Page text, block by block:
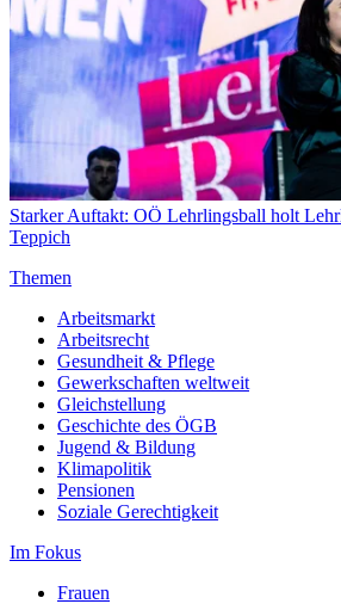
Starker Auftakt: OÖ Lehrlingsball holt
Teppich
Themen
Arbeitsmarkt
Arbeitsrecht
Gesundheit & Pflege
Gewerkschaften weltweit
Gleichstellung
Geschichte des ÖGB
Jugend & Bildung
Klimapolitik
Pensionen
Soziale Gerechtigkeit
Im Fokus
Frauen